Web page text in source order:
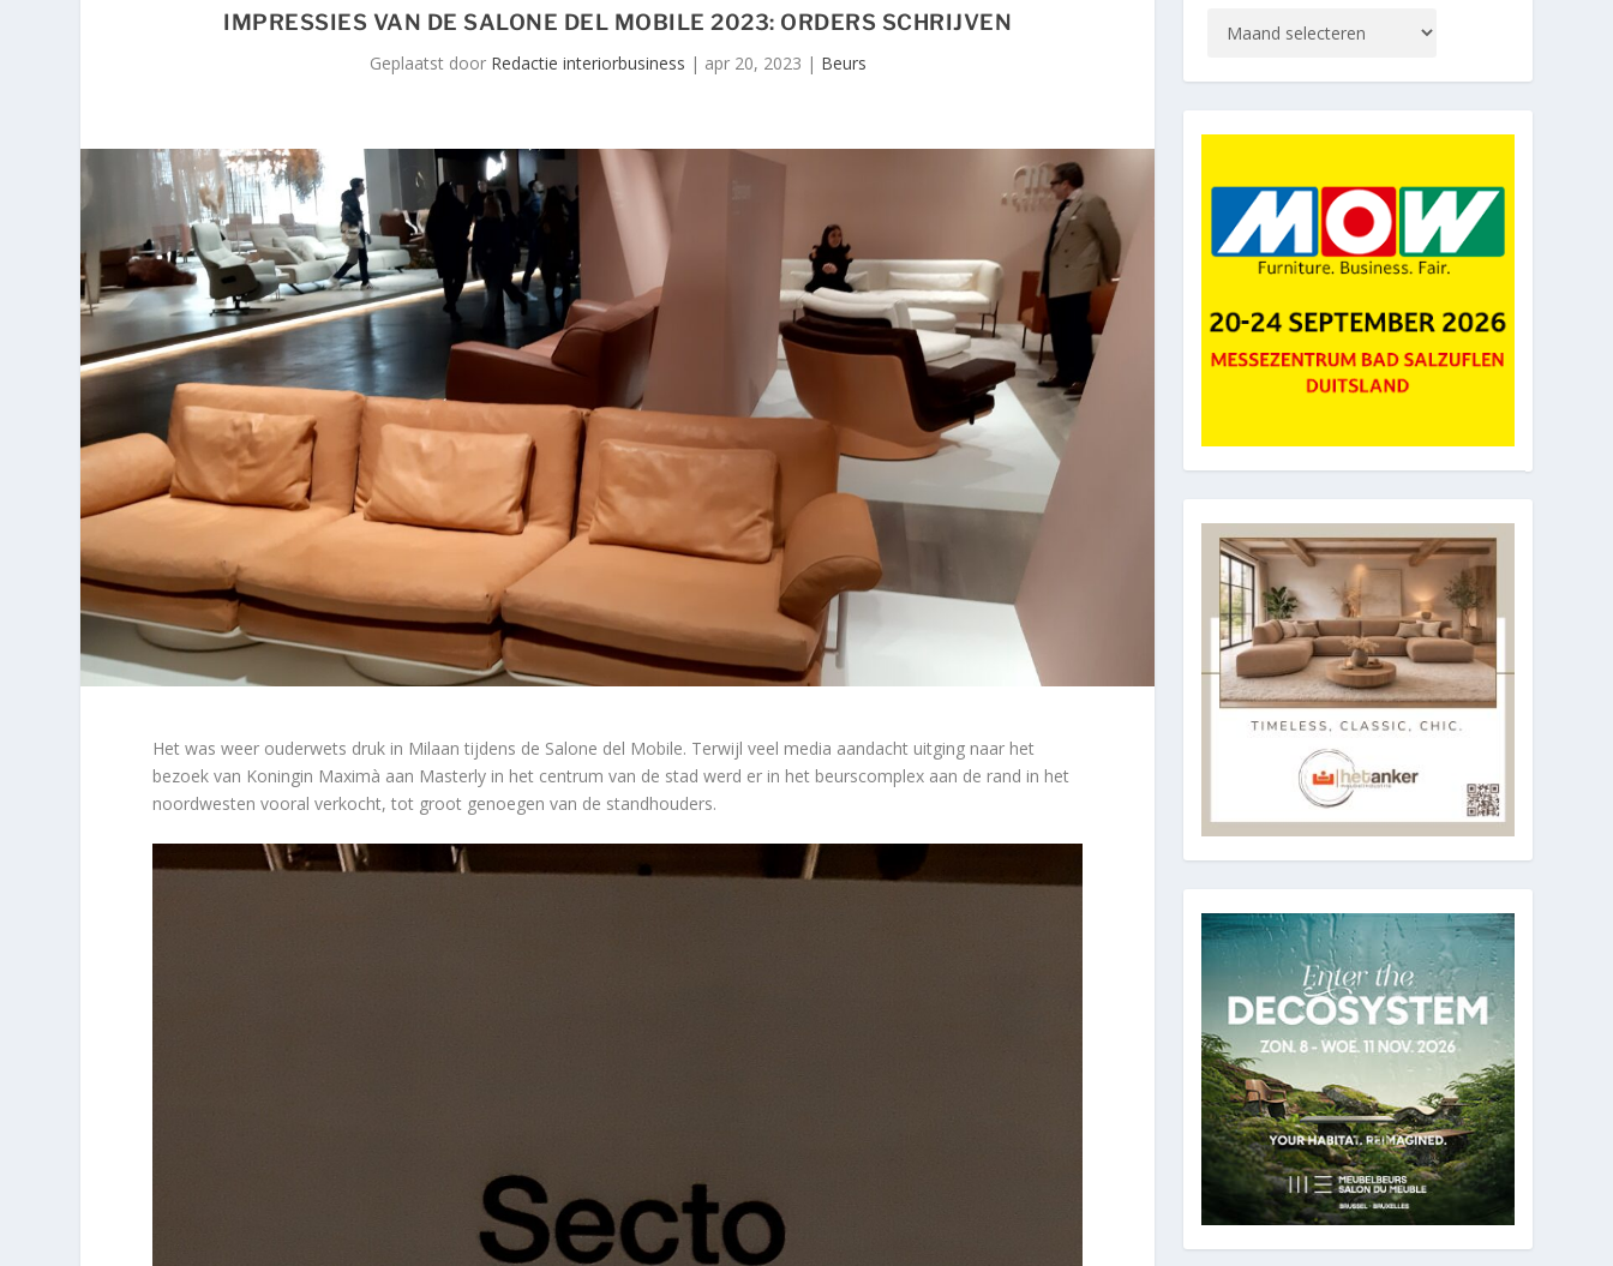
IMPRESSIES VAN DE SALONE DEL MOBILE 2023: ORDERS SCHRIJVEN
Geplaatst door Redactie interiorbusiness | apr 20, 2023 | Beurs
Het was weer ouderwets druk in Milaan tijdens de Salone del Mobile. Terwijl veel media aandacht uitging naar het
bezoek van Koningin Maximà aan Masterly in het centrum van de stad werd er in het beurscomplex aan de rand in het
noordwesten vooral verkocht, tot groot genoegen van de standhouders.